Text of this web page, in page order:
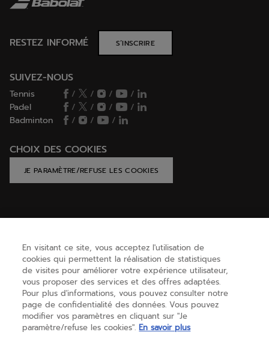
RESTEZ INFORMÉ S’INSCRIRE
SUIVEZ-NOUS
Tennis / / /
/
Padel
/ / /
/
Badminton
/ / /
CHOIX DES COOKIES
JE PARAMÈTRE/REFUSE LES COOKIES
BESOIN D'AIDE ?
A PROPOS
En visitant ce site, vous acceptez l'utilisation de
cookies qui permettent la réalisation de statistiques
de visites pour améliorer votre expérience utilisateur,
vous proposer des services et des offres adaptées.
Pour plus d'informations, vous pouvez consulter notre
page de confidentialité des données. Vous pouvez
modifier vos paramètres en cliquant sur "Je
paramètre/refuse les cookies". En savoir plus